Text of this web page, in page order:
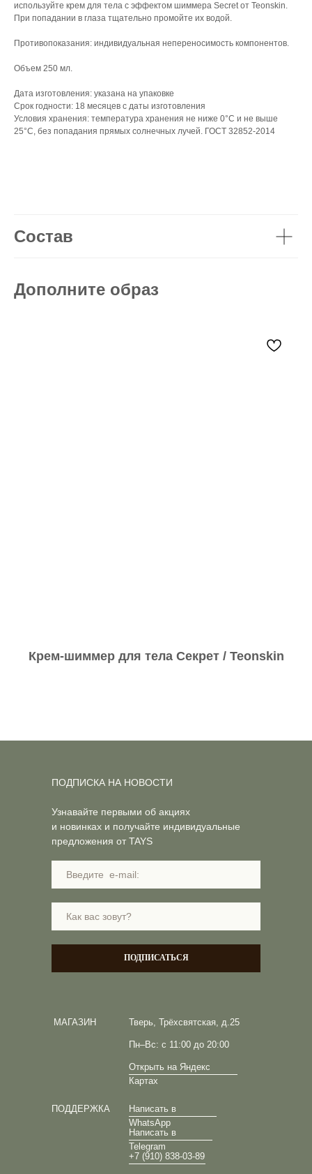
используйте крем для тела c эффектом шиммера Secret от Teonskin.
При попадании в глаза тщательно промойте их водой.
Противопоказания: индивидуальная непереносимость компонентов.
Объем 250 мл.
Дата изготовления: указана на упаковке
Срок годности: 18 месяцев с даты изготовления
Условия хранения: температура хранения не ниже 0°С и не выше
25°С, без попадания прямых солнечных лучей. ГОСТ 32852-2014
Состав
Дополните образ
Крем-шиммер для тела Секрет / Teonskin
Тверь, Трёхсвятская, д.25
Пн–Вс: с 11:00 до 20:00
Открыть на Яндекс
Картах
МАГАЗИН
ПОДДЕРЖКА
Написать в
WhatsApp
Написать в
Telegram
+7 (910) 838-03-89
Узнавайте первыми об акциях
и новинках и получайте индивидуальные
предложения от TAYS
ПОДПИСАТЬСЯ
ПОДПИСКА НА НОВОСТИ